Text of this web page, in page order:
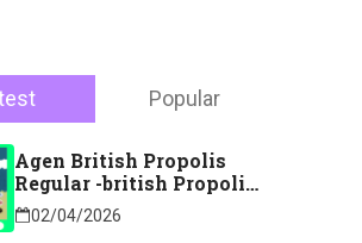
Popular
Agen British Propolis
Regular -british Propolis
Regular Di Majene
Sulawesi Barat Hubungi
02/04/2026